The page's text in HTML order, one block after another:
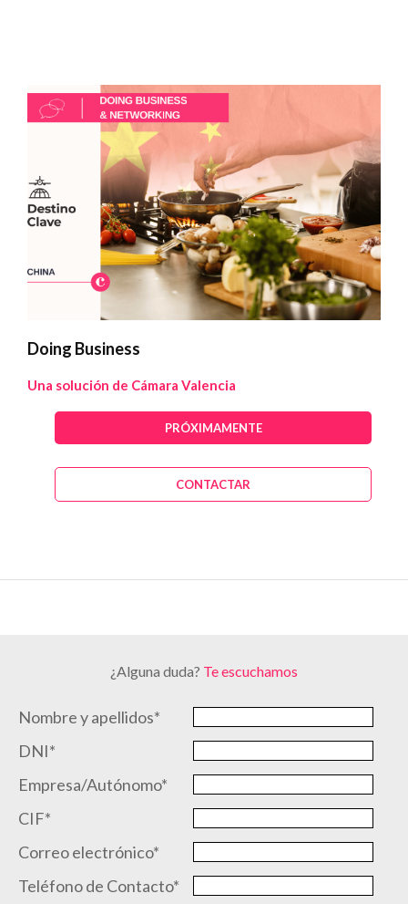
Doing Business
Una solución de Cámara Valencia
PRÓXIMAMENTE
CONTACTAR
¿Alguna duda? Te escuchamos
Nombre y apellidos*
DNI*
Empresa/Autónomo*
CIF*
Correo electrónico*
Teléfono de Contacto*